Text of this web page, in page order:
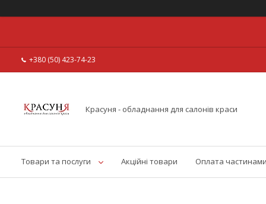
+380 (50) 423-74-23
Красуня - обладнання для салонів краси
Товари та послуги Акційні товари Оплата частинами